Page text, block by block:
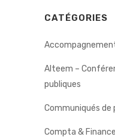
CATÉGORIES
Alteem –
publiques
Communiqués de
Compta & Finance